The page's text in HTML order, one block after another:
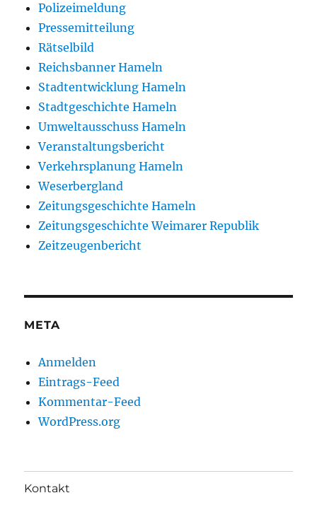
Polizeimeldung
Pressemitteilung
Rätselbild
Reichsbanner Hameln
Stadtentwicklung Hameln
Stadtgeschichte Hameln
Umweltausschuss Hameln
Veranstaltungsbericht
Verkehrsplanung Hameln
Weserbergland
Zeitungsgeschichte Hameln
Zeitungsgeschichte Weimarer Republik
Zeitzeugenbericht
META
Anmelden
Eintrags-Feed
Kommentar-Feed
WordPress.org
Kontakt